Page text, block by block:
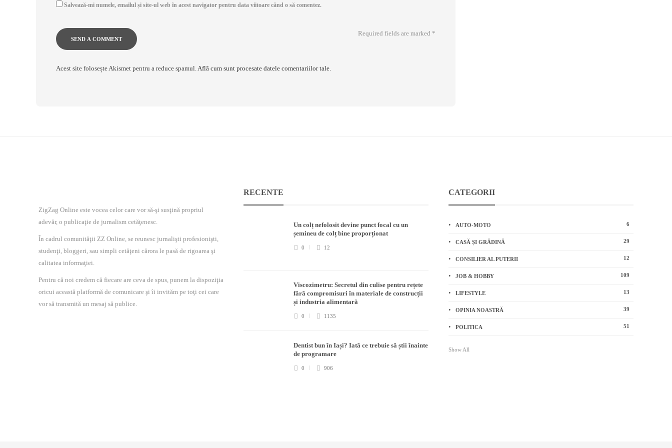
Salvează-mi numele, emailul și site-ul web în acest navigator pentru data viitoare când o să comentez.
Required fields are marked *
Acest site folosește Akismet pentru a reduce spamul.Află cum sunt procesate datele comentariilor tale.
ZigZag Online este vocea celor care vor să-şi susţină propriul
adevăr, o publicaţie de jurnalism cetăţenesc.
În cadrul comunităţii ZZ Online, se reunesc jurnalişti profesionişti,
studenţi, bloggeri, sau simpli cetăţeni cărora le pasă de rigoarea şi
calitatea informaţiei.
Pentru că noi credem că fiecare are ceva de spus, punem la dispoziţia
oricui această platformă de comunicare şi îi invităm pe toţi cei care
vor să transmită un mesaj să publice.
RECENTE
Un colț nefolosit devine punct focal cu un
șemineu de colț bine proporționat
0 12
Viscozimetru: Secretul din culise pentru rețete
fără compromisuri în materiale de construcții
și industria alimentară
0 1135
Dentist bun în Iași? Iată ce trebuie să știi înainte
de programare
0 906
CATEGORII
AUTO-MOTO 6
CASĂ ȘI GRĂDINĂ 29
CONSILIER AL PUTERII 12
JOB & HOBBY 109
LIFESTYLE 13
OPINIA NOASTRĂ 39
POLITICA 51
Show All